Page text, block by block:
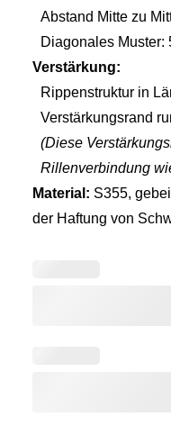
Abstand Mitte zu
Diagonales Muster:
Verstärkung:
Rippenstruktur in
Verstärkungsrand
(Diese
Rillenverbindung
Material: S355,
der Haftung von